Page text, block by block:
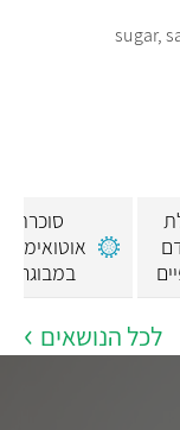
sugar,
סוכרת
במבוגרים
לכל הנושאים